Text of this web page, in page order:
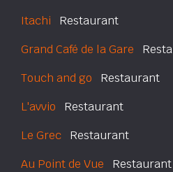
Itachi Restaurant
Grand Café de la Gare
Touch and go Restaurant
L'avvio Restaurant
Le Grec Restaurant
Au Point de Vue Restaurant